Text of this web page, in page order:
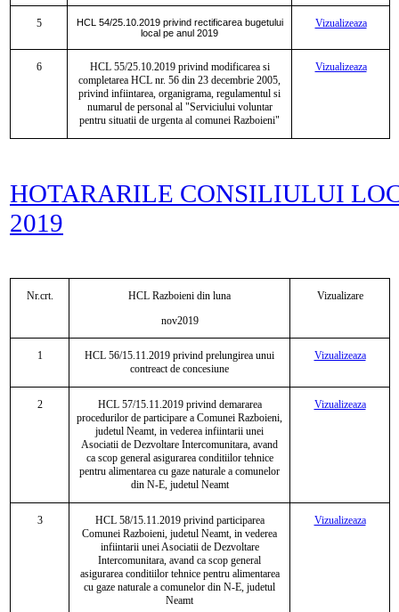
5 HCL 54/25.10.2019privind rectificarea bugetului
local pe anul 2019
Vizualizeaza
6
HCL 55/25.10.2019 privind modificarea si
completarea HCL nr. 56 din 23 decembrie 2005,
privind infiintarea, organigrama, regulamentul si
numarul de personal al "Serviciului voluntar
pentru situatii de urgenta al comunei Razboieni"
Vizualizeaza
HOTARARILE CONSILIULUI
2019
Nr.crt.
HCL Razboieni din luna
nov2019
Vizualizare
1 HCL 56/15.11.2019 privind prelungirea unui
contreact de concesiune
Vizualizeaza
2 HCL 57/15.11.2019 privind demararea
procedurilor de participare a Comunei Razboieni,
judetul Neamt, in vederea infiintarii unei
Asociatii de Dezvoltare Intercomunitara, avand
ca scop general asigurarea conditiilor tehnice
pentru alimentarea cu gaze naturale a comunelor
din N-E, judetul Neamt
Vizualizeaza
3 HCL 58/15.11.2019 privind participarea
Comunei Razboieni, judetul Neamt, in vederea
infiintarii unei Asociatii de Dezvoltare
Intercomunitara, avand ca scop general
asigurarea conditiilor tehnice pentru alimentarea
cu gaze naturale a comunelor din N-E, judetul
Neamt
Vizualizeaza